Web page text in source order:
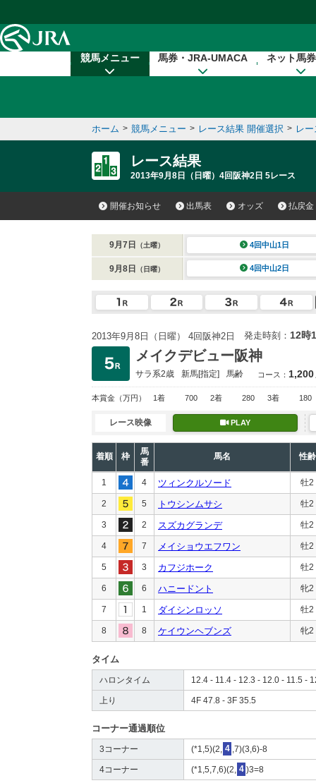
競馬メニュー 馬券・JRA-UMACA ネット馬
ホーム > 競馬メニュー > レース結果 開催選択 > レ
レース結果
2013年9月8日（日曜）4回阪神2日 5レース
開催お知らせ 出馬表 オッズ 払戻金
9月7日 （土曜） 4回中山1日
9月8日 （日曜） 4回中山2日
2013年9月8日（日曜） 4回阪神2日 発走時刻： 12時
メイクデビュー阪神
サラ系2歳 新馬[指定] 馬齢 コース： 1,200
本賞金 （万円） 1着 700 2着 280 3着 180
レース映像 PLAY
着順 枠
馬
番
馬名 性齢
1 4 ツィンクルソード 牡2
2 5 トウシンムサシ 牡2
3 2 スズカグランデ 牡2
4 7 メイショウエフワン 牡2
5 3 カフジホーク 牡2
6 6 ハニードント 牝2
7 1 ダイシンロッソ 牡2
8 8 ケイウンヘブンズ 牝2
タイム
ハロンタイム 12.4 - 11.4 - 12.3 - 12.0 - 11.5 -
上り 4F 47.8 - 3F 35.5
コーナー通過順位
3コーナー (*1,5)(2, 4 ,7)(3,6)-8
4コーナー (*1,5,7,6)(2, 4 )3=8